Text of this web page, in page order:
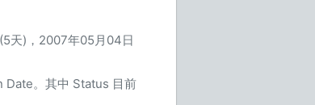
天)，2007年05月04日
。其中 Status 目前